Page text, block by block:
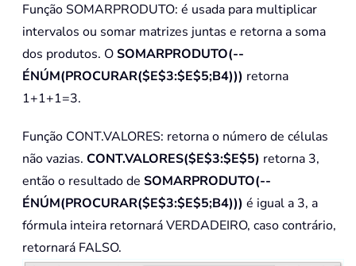
Função SOMARPRODUTO: é usada para multiplicar
intervalos ou somar matrizes juntas e retorna a soma
dos produtos. OSOMARPRODUTO(--
ÉNÚM(PROCURAR($E$3:$E$5;B4))) retorna
1+1+1=3.
Função CONT.VALORES: retorna o número de células
não vazias. CONT.VALORES($E$3:$E$5) retorna 3,
então o resultado de SOMARPRODUTO(--
ÉNÚM(PROCURAR($E$3:$E$5;B4))) é igual a 3, a
fórmula inteira retornará VERDADEIRO, caso contrário,
retornará FALSO.